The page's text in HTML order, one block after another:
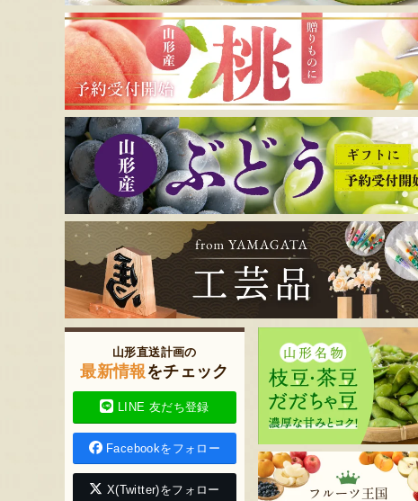
山形直送計画の
最新情報をチェック
LINE 友だち登録
Facebookをフォロー
X(Twitter)をフォロー